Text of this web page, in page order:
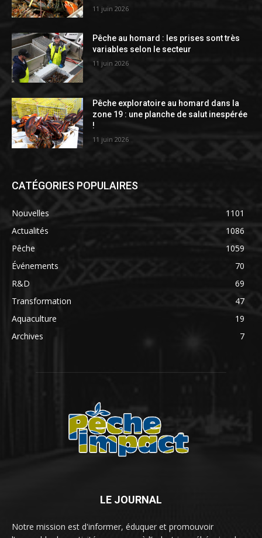
11 juin 2026
Pêche au homard : les prises sont très
variables selon le secteur
11 juin 2026
Pêche exploratoire au homard dans la
zone 19 : une planche de salut inespérée
!
11 juin 2026
CATÉGORIES POPULAIRES
Nouvelles
1101
Actualités
1086
Pêche
1059
Événements
70
R&D
69
Transformation
47
Aquaculture
19
Archives
7
LE JOURNAL
Notre mission est d'informer, éduquer et promouvoir